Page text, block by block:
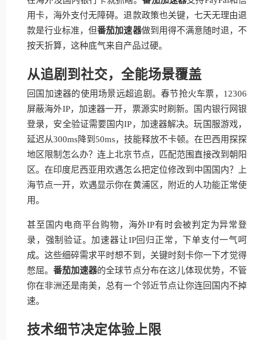
用卡，海外支付无障碍。退款政策也关键，七天无理由退
款是行业标准，但番茄加速器做到用得不满意随时退，不
按天折算，这种底气来自产品过硬。
从追剧到社交，全能场景覆盖
回国加速器的使用场景远超追剧。春节抢火车票，12306
屏蔽海外IP，加速器一开，票源实时刷新。国内银行网银
登录，安全验证需要国内IP，加速器解决。玩国服游戏，
延迟从300ms降到50ms，技能释放不卡顿。在巴西用探探
地区限制怎么办？连上北京节点，匹配范围直接改到朝阳
区。在印度尼西亚用欢遇怎么把定位修改到中国国内？上
海节点一开，欢遇显示你在黄浦区，附近的人功能正常使
用。
甚至国内电商平台购物，海外IP有时会被判定为异常登
录，强制验证。加速器让IP回归正常，下单支付一气呵
成。这些细碎需求平时想不到，关键时刻卡你一下才觉得
憋屈。番茄加速器的全球节点分布在这儿体现优势，不管
你在非洲还是南美，总有一个邻近节点让你连回国内不掉
速。
技术细节决定体验上限